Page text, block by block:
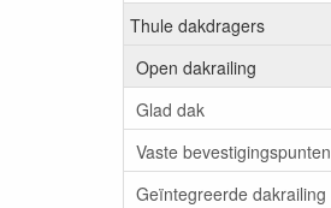
Thule dakdragers
Open dakrailing
Glad dak
Vaste bevestigingspunten
Geïntegreerde dakrailing